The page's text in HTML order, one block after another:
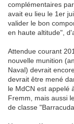
complémentaires
avait eu lieu le 1er
valider le bon
en haute altitude",
Attendue courant
nouvelle munition
Naval) devrait
devrait être mené
le MdCN est appelé
Fremm, mais aussi
de classe